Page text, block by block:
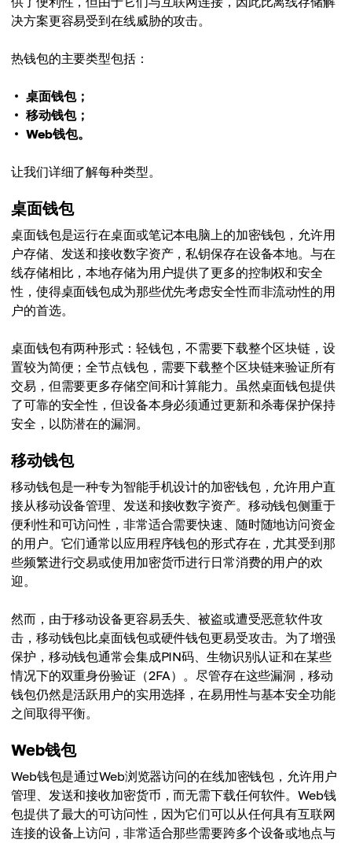
决方案更容易受到在线威胁的攻击。
热钱包的主要类型包括：
桌面钱包；
移动钱包；
Web钱包。
让我们详细了解每种类型。
桌面钱包
桌面钱包是运行在桌面或笔记本电脑上的加密钱包，允许用
户存储、发送和接收数字资产，私钥保存在设备本地。与在
线存储相比，本地存储为用户提供了更多的控制权和安全
性，使得桌面钱包成为那些优先考虑安全性而非流动性的用
户的首选。
桌面钱包有两种形式：轻钱包，不需要下载整个区块链，设
置较为简便；全节点钱包，需要下载整个区块链来验证所有
交易，但需要更多存储空间和计算能力。虽然桌面钱包提供
了可靠的安全性，但设备本身必须通过更新和杀毒保护保持
安全，以防潜在的漏洞。
移动钱包
移动钱包是一种专为智能手机设计的加密钱包，允许用户直
接从移动设备管理、发送和接收数字资产。移动钱包侧重于
便利性和可访问性，非常适合需要快速、随时随地访问资金
的用户。它们通常以应用程序钱包的形式存在，尤其受到那
些频繁进行交易或使用加密货币进行日常消费的用户的欢
迎。
然而，由于移动设备更容易丢失、被盗或遭受恶意软件攻
击，移动钱包比桌面钱包或硬件钱包更易受攻击。为了增强
保护，移动钱包通常会集成PIN码、生物识别认证和在某些
情况下的双重身份验证（2FA）。尽管存在这些漏洞，移动
钱包仍然是活跃用户的实用选择，在易用性与基本安全功能
之间取得平衡。
Web钱包
Web钱包是通过Web浏览器访问的在线加密钱包，允许用户
管理、发送和接收加密货币，而无需下载任何软件。Web钱
包提供了最大的可访问性，因为它们可以从任何具有互联网
连接的设备上访问，非常适合那些需要跨多个设备或地点与